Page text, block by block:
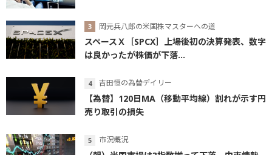
岡元兵八郎の米国株マスターへの道
スペースＸ［SPCX］上場後初の決算発表、数字
は良かったが株価が下落...
吉田恒の為替デイリー
【為替】120日MA（移動平均線）割れが示す円
売り取引の損失
市況概況